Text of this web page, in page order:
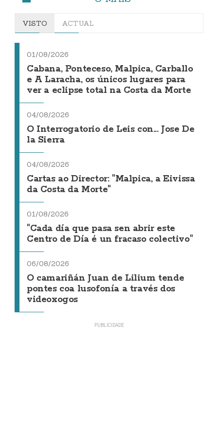
VISTO ACTUAL
01/08/2026
Cabana, Ponteceso, Malpica, Carballo
e A Laracha, os únicos lugares para
ver a eclipse total na Costa da Morte
04/08/2026
O Interrogatorio de Leis con... Jose De
la Sierra
04/08/2026
Cartas ao Director: "Malpica, a Eivissa
da Costa da Morte"
01/08/2026
"Cada día que pasa sen abrir este
Centro de Día é un fracaso colectivo"
06/08/2026
O camariñán Juan de Lilium tende
pontes coa lusofonía a través dos
videoxogos